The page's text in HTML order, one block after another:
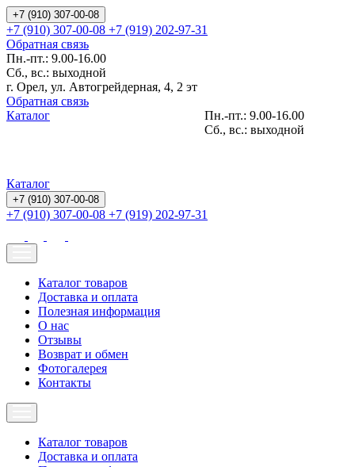
+7 (910) 307-00-08
+7 (910) 307-00-08 +7 (919) 202-97-31
Обратная связь
Пн.-пт.: 9.00-16.00
Сб., вс.: выходной
г. Орел, ул. Автогрейдерная, 4, 2 эт
Обратная связь
Пн.-пт.: 9.00-16.00
Сб., вс.: выходной
Каталог
Каталог
+7 (910) 307-00-08
+7 (910) 307-00-08 +7 (919) 202-97-31
Каталог товаров
Доставка и оплата
Полезная информация
О нас
Отзывы
Возврат и обмен
Фотогалерея
Контакты
Каталог товаров
Доставка и оплата